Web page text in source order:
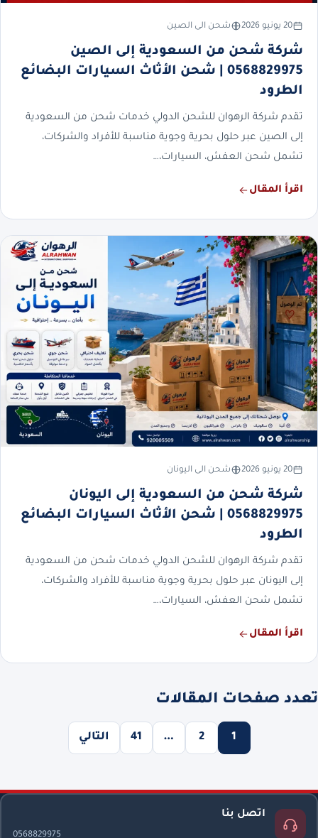
20 يونيو 2026 شحن الى الصين
شركة شحن من السعودية إلى الصين
0568829975 | شحن الأثاث السيارات البضائع
الطرود
تقدم شركة الرهوان للشحن الدولي خدمات شحن من السعودية
إلى الصين عبر حلول بحرية وجوية مناسبة للأفراد والشركات،
تشمل شحن العفش، السيارات،…
اقرأ المقال
20 يونيو 2026 شحن الى اليونان
شركة شحن من السعودية إلى اليونان
0568829975 | شحن الأثاث السيارات البضائع
الطرود
تقدم شركة الرهوان للشحن الدولي خدمات شحن من السعودية
إلى اليونان عبر حلول بحرية وجوية مناسبة للأفراد والشركات،
تشمل شحن العفش، السيارات،…
اقرأ المقال
تعدد صفحات المقالات
1
2
…
41 التالي
اتصل بنا
0568829975